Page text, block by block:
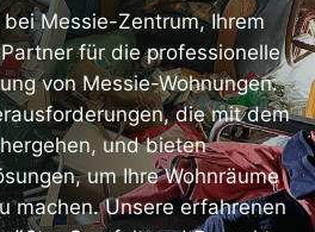
Messie-Zentrum, Ihrem
für die professionelle
von Messie-Wohnungen.
die mit dem
und bieten
um Ihre Wohnräume
machen. Unsere erfahrenen